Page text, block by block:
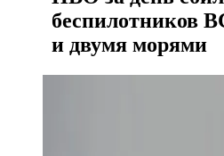
беспилотников
и двумя морями